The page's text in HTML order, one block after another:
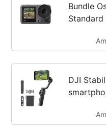
Bundle
Standard
super
résistant
longue
vertical à
DJI
pour